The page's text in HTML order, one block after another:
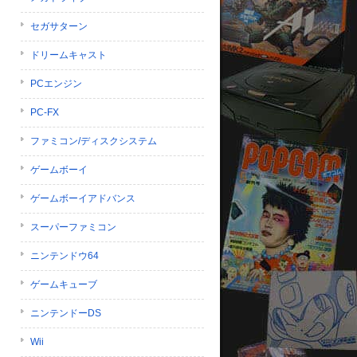
セガサターン
ドリームキャスト
PCエンジン
PC-FX
ファミコン/ディスクシステム
ゲームボーイ
ゲームボーイアドバンス
スーパーファミコン
ニンテンドウ64
ゲームキューブ
ニンテンドーDS
Wii